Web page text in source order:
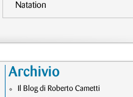
Natation
Archivio
Il Blog di Roberto Cametti